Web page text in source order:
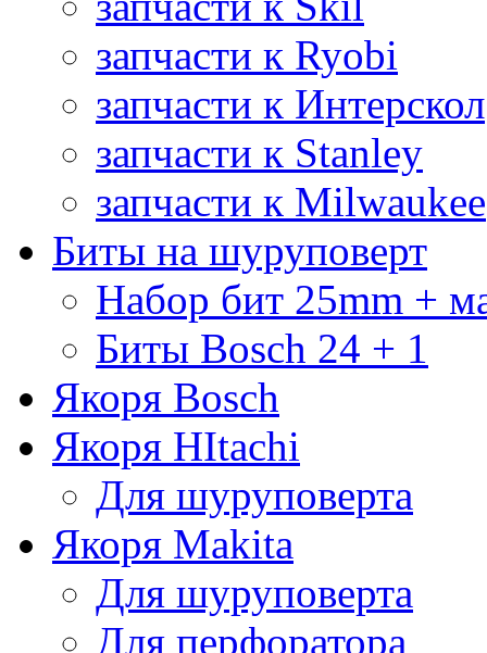
запчасти к Ryobi
запчасти к Интерскол
запчасти к Stanley
запчасти к Milwaukee
Биты на шуруповерт
Набор бит 25mm +
Биты Bosch 24 + 1
Якоря Bosch
Якоря HItachi
Для шуруповерта
Якоря Makita
Для шуруповерта
Для перфоратора